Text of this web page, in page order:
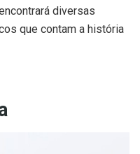
diversas
que contam a história